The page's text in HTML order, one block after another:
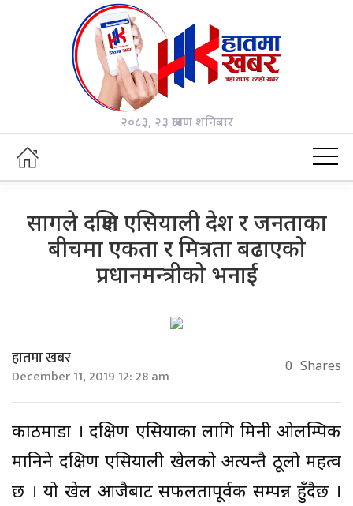
२०८३, २३ श्रावण शनिबार
सागले दक्षिण एसियाली देश र जनताका
बीचमा एकता र मित्रता बढाएको
प्रधानमन्त्रीको भनाई
हातमा खबर
December 11, 2019 12: 28 am 0 Shares
काठमाडौँ । दक्षिण एसियाका लागि मिनी ओलम्पिक
मानिने दक्षिण एसियाली खेलको अत्यन्तै ठूलो महत्व
छ । यो खेल आजैबाट सफलतापूर्वक सम्पन्न हुँदैछ ।